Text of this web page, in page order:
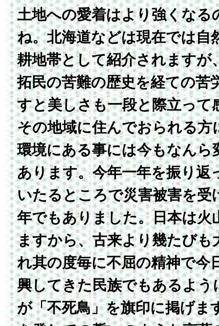
土地への愛着はより強くなる
ね。北海道などは現在では自
耕地帯として紹介されますが
拓民の苦難の歴史を経ての苦
すと美しさも一段と際立って
その地域に住んでおられる方
環境にある事には今もなんら
あります。今年一年を振り返
いたるところで災害被害を受
年でもありました。日本は火
ますから、古来より幾たびも
れ其の度毎に不屈の精神で今
興してきた民族でもあるよう
が「不死鳥」を旗印に掲げま